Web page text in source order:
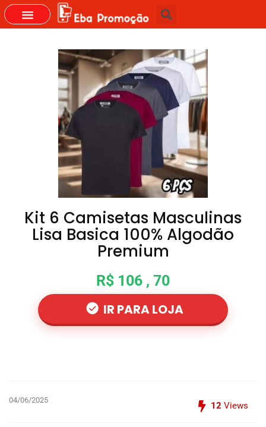
Kit 6 Camisetas Masculinas
Lisa Basica 100% Algodão
Premium
R$ 106 , 70
IR PARA LOJA
04/06/2025
12 Views